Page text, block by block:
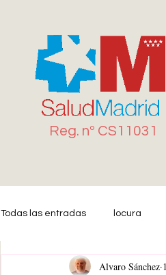
Reg. nº CS11031
Todas las entradas locura
EstrésAlvaro Sánchez